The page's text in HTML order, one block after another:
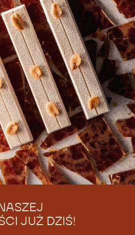
JUŻ DZIŚ!